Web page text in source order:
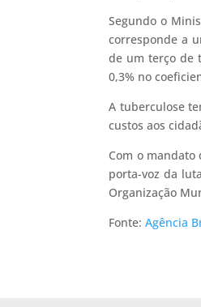
Segundo o
corresponde a
de um terço de
0,3% no
A tuberculose
custos aos
Com o
porta-voz da
Organização
Fonte:Agência